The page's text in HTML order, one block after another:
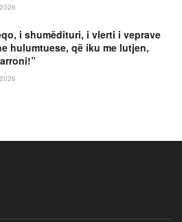
i shumëdituri, i vlerti i veprave
hulumtuese, që iku me lutjen,